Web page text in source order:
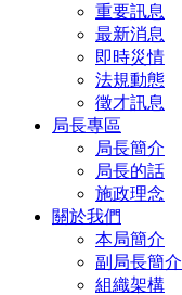
重要訊息
最新消息
即時災情
法規動態
徵才訊息
局長專區
局長簡介
局長的話
施政理念
關於我們
本局簡介
副局長簡介
組織架構